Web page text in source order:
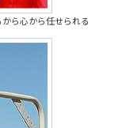
ら心から任せられる